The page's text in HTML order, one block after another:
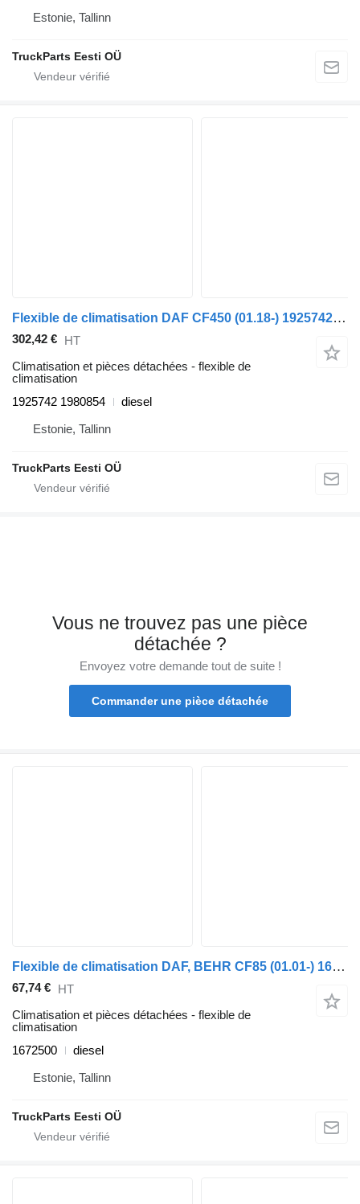
Estonie, Tallinn
TruckParts Eesti OÜ
Flexible de climatisation DAF CF450 (01.18-) 1925742 1980854 pour tracteur routier DAF CF450, CF460 (2017-)
302,42 € HT
Climatisation et pièces détachées - flexible de
climatisation
1925742 1980854
diesel
Estonie, Tallinn
TruckParts Eesti OÜ
Vous ne trouvez pas une pièce
détachée ?
Envoyez votre demande tout de suite !
Commander une pièce détachée
Flexible de climatisation DAF, BEHR CF85 (01.01-) 1672500 pour tracteur routier DAF LF45, LF55, LF180, CF65, CF75, CF85 (2001-)
67,74 € HT
Climatisation et pièces détachées - flexible de
climatisation
1672500
diesel
Estonie, Tallinn
TruckParts Eesti OÜ